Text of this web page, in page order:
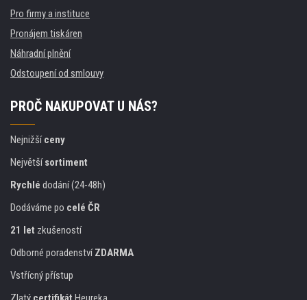
Pro firmy a instituce
Pronájem tiskáren
Náhradní plnění
Odstoupení od smlouvy
PROČ NAKUPOVAT U NÁS?
Nejnižšíceny
Největšísortiment
Rychlé dodání (24-48h)
Dodáváme po celé ČR
21 let zkušeností
Odborné poradenstvíZDARMA
Vstřícný přístup